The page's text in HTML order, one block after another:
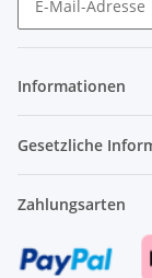
Informationen
Gesetzliche
Zahlungsarten